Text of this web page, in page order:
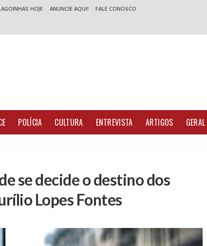
HOJE ANUNCIE AQUI! FALE CONOSCO
POLÍCIA CULTURA ENTREVISTA ARTIGOS GERAL
se decide o destino dos
Lopes Fontes